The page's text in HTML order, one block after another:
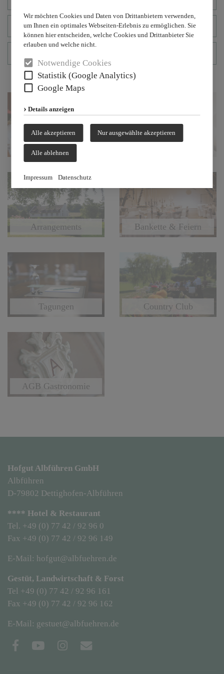
Wir möchten Cookies und Daten von Drittanbietern verwenden,
um Ihnen ein optimales Webseiten-Erlebnis zu ermöglichen. Sie
können hier entscheiden, welche Cookies und Drittanbieter Sie
erlauben und welche nicht.
Notwendige Cookies
Statistik (Google Analytics)
Google Maps
Details anzeigen
Alle akzeptieren Nur ausgewählte akzeptieren
Alle ablehnen
Impressum Datenschutz
Seminarmappe 2026
Restaurant
Arrangements Bankette & Feiern
Tagungen Country Club
AGB Gastronomie
Hofgut Albführen GmbH
Albführen
D-79802 Dettighofen-Albführen
**** Hotel & Restaurant
Tel. +49 (0) 77 42 / 92 96 0
Fax +49 (0) 77 42 / 92 96 149
E-Mail: hofgut@albfuehren.de
Gestüt, Landwirtschaft & Forst
Tel +49 (0) 77 42 / 92 96 161
Fax +49 (0) 77 42 / 92 96 162
E-Mail: gestuet@albfuehren.de